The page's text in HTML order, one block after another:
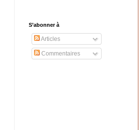
S’abonner à
Articles
Commentaires